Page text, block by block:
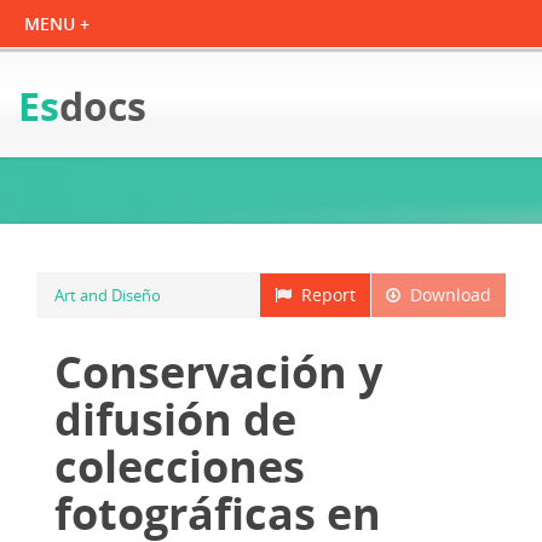
Esdocs
Download
Report
Art and Diseño
Conservación y
difusión de
colecciones
fotográficas en